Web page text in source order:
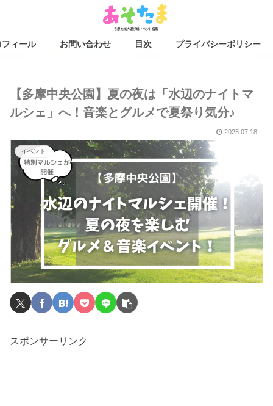
ィール お問い合わせ 目次 プライバシーポリシー
【多摩中央公園】夏の夜は「水辺のナイトマ
ルシェ」へ！音楽とグルメで夏祭り気分♪
2025.07.18
イベント
スポンサーリンク